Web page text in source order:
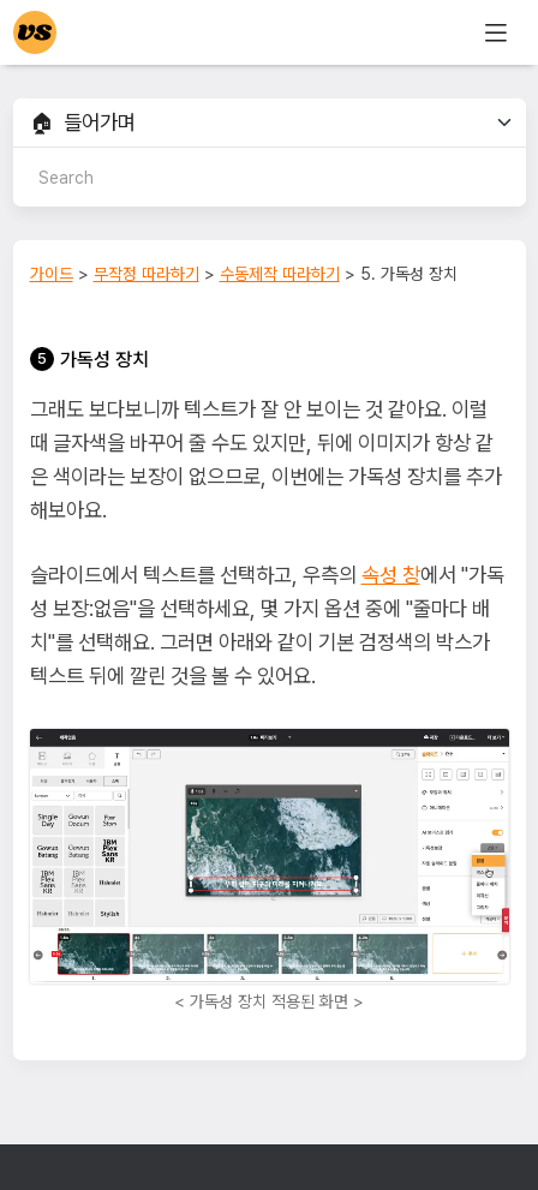
가이드> 무작정 따라하기 > 수동제작 따라하기 > 5. 가독성 장치
가독성 장치
그래도 보다보니까 텍스트가 잘 안 보이는 것 같아요. 이럴
때 글자색을 바꾸어 줄 수도 있지만, 뒤에 이미지가 항상 같
은 색이라는 보장이 없으므로, 이번에는 가독성 장치를 추가
해보아요.
슬라이드에서 텍스트를 선택하고, 우측의 속성 창에서 "가독
성 보장:없음"을 선택하세요, 몇 가지 옵션 중에 "줄마다 배
치"를 선택해요. 그러면 아래와 같이 기본 검정색의 박스가
텍스트 뒤에 깔린 것을 볼 수 있어요.
< 가독성 장치 적용된 화면 >